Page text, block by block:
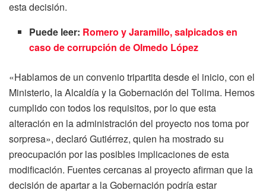
esta decisión.
Puede leer: Romero y Jaramillo, salpicados en
caso de corrupción de Olmedo López
«Hablamos de un convenio tripartita desde el inicio, con el
Ministerio, la Alcaldía y la Gobernación del Tolima. Hemos
cumplido con todos los requisitos, por lo que esta
alteración en la administración del proyecto nos toma por
sorpresa», declaró Gutiérrez, quien ha mostrado su
preocupación por las posibles implicaciones de esta
modificación. Fuentes cercanas al proyecto afirman que la
decisión de apartar a la Gobernación podría estar